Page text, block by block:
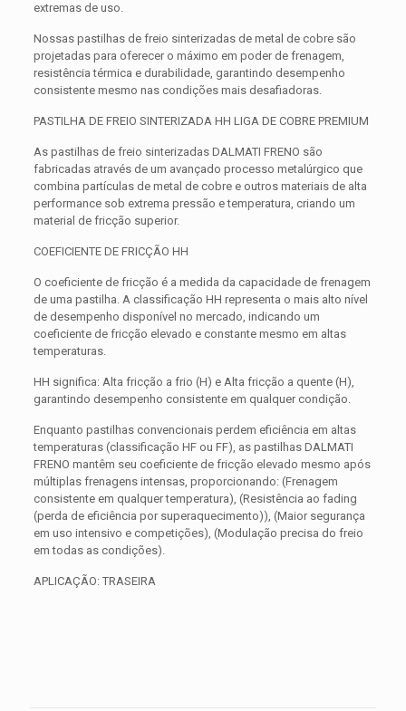
extremas de uso.
Nossas pastilhas de freio sinterizadas de metal de cobre são
projetadas para oferecer o máximo em poder de frenagem,
resistência térmica e durabilidade, garantindo desempenho
consistente mesmo nas condições mais desafiadoras.
PASTILHA DE FREIO SINTERIZADA HH LIGA DE COBRE PREMIUM
As pastilhas de freio sinterizadas DALMATI FRENO são
fabricadas através de um avançado processo metalúrgico que
combina partículas de metal de cobre e outros materiais de alta
performance sob extrema pressão e temperatura, criando um
material de fricção superior.
COEFICIENTE DE FRICÇÃO HH
O coeficiente de fricção é a medida da capacidade de frenagem
de uma pastilha. A classificação HH representa o mais alto nível
de desempenho disponível no mercado, indicando um
coeficiente de fricção elevado e constante mesmo em altas
temperaturas.
HH significa: Alta fricção a frio (H) e Alta fricção a quente (H),
garantindo desempenho consistente em qualquer condição.
Enquanto pastilhas convencionais perdem eficiência em altas
temperaturas (classificação HF ou FF), as pastilhas DALMATI
FRENO mantêm seu coeficiente de fricção elevado mesmo após
múltiplas frenagens intensas, proporcionando: (Frenagem
consistente em qualquer temperatura), (Resistência ao fading
(perda de eficiência por superaquecimento)), (Maior segurança
em uso intensivo e competições), (Modulação precisa do freio
em todas as condições).
APLICAÇÃO: TRASEIRA